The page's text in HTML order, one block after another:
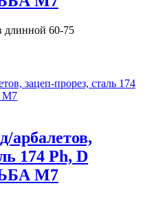
длинной 60-75
174 Ph, D
М7